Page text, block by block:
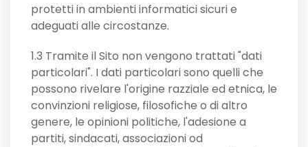
protetti in ambienti informatici sicuri e
adeguati alle circostanze.
1.3 Tramite il Sito non vengono trattati "dati
particolari". I dati particolari sono quelli che
possono rivelare l'origine razziale ed etnica, le
convinzioni religiose, filosofiche o di altro
genere, le opinioni politiche, l'adesione a
partiti, sindacati, associazioni od